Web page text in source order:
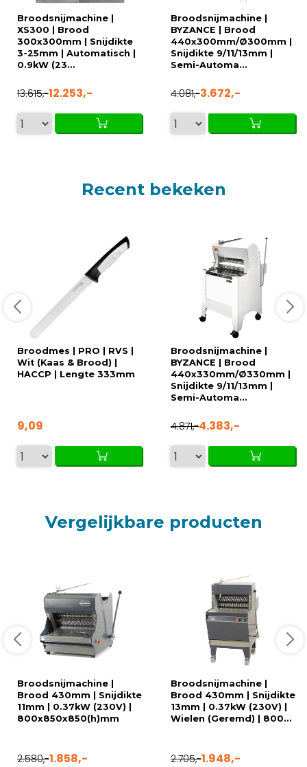
Broodsnijmachine |
XS300 | Brood
300x300mm | Snijdikte
3-25mm | Automatisch |
0.9kW (23...
13.615,-12.253,-
Broodsnijmachine |
BYZANCE | Brood
440x300mm/Ø300mm |
Snijdikte 9/11/13mm |
Semi-Automa...
4.081,-3.672,-
Recent bekeken
Broodmes | PRO | RVS |
Wit (Kaas & Brood) |
HACCP | Lengte 333mm
9,09
Broodsnijmachine |
BYZANCE | Brood
440x330mm/Ø330mm |
Snijdikte 9/11/13mm |
Semi-Automa...
4.871,-4.383,-
Vergelijkbare producten
Broodsnijmachine |
Brood 430mm | Snijdikte
11mm | 0.37kW (230V) |
800x850x850(h)mm
2.580,-1.858,-
Broodsnijmachine |
Brood 430mm | Snijdikte
13mm | 0.37kW (230V) |
Wielen (Geremd) | 800...
2.705,-1.948,-